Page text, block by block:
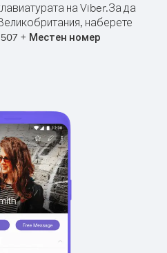
на Viber.За да
наберете
507 + Местен номер